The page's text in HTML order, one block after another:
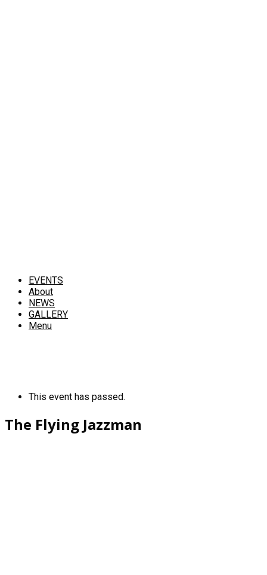
EVENTS
About
NEWS
GALLERY
Menu
This event has passed.
The Flying Jazzman